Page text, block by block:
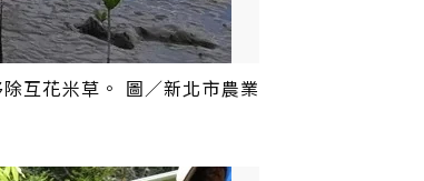
互花米草。 圖／新北市農業